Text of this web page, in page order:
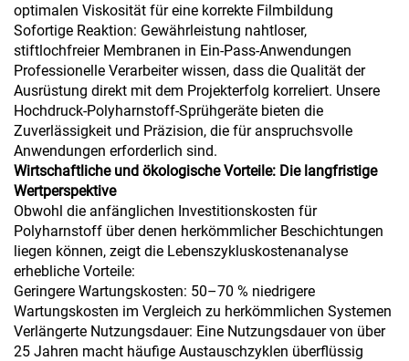
optimalen Viskosität für eine korrekte Filmbildung
Sofortige Reaktion: Gewährleistung nahtloser,
stiftlochfreier Membranen in Ein-Pass-Anwendungen
Professionelle Verarbeiter wissen, dass die Qualität der
Ausrüstung direkt mit dem Projekterfolg korreliert. Unsere
Hochdruck-Polyharnstoff-Sprühgeräte bieten die
Zuverlässigkeit und Präzision, die für anspruchsvolle
Anwendungen erforderlich sind.
Wirtschaftliche und ökologische Vorteile: Die langfristige
Wertperspektive
Obwohl die anfänglichen Investitionskosten für
Polyharnstoff über denen herkömmlicher Beschichtungen
liegen können, zeigt die Lebenszykluskostenanalyse
erhebliche Vorteile:
Geringere Wartungskosten: 50–70 % niedrigere
Wartungskosten im Vergleich zu herkömmlichen Systemen
Verlängerte Nutzungsdauer: Eine Nutzungsdauer von über
25 Jahren macht häufige Austauschzyklen überflüssig